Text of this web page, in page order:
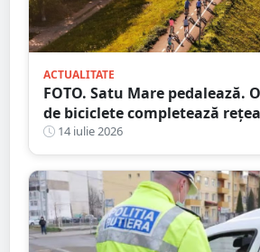
ACTUALITATE
FOTO. Satu Mare pedalează.
de biciclete completează
Mare
14 iulie 2026